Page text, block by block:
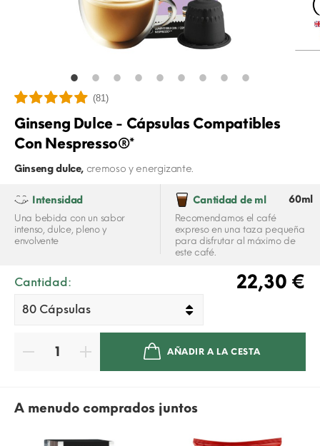
(81)
Ginseng Dulce - Cápsulas Compatibles
Con Nespresso®*
Ginseng dulce, cremoso y energizante.
Intensidad
Una bebida con un sabor
intenso, dulce, pleno y
envolvente
Cantidad de ml 60ml
Recomendamos el café
expreso en una taza pequeña
para disfrutar al máximo de
este café.
22,30 €
Cantidad:
AÑADIR A LA CESTA
A menudo comprados juntos